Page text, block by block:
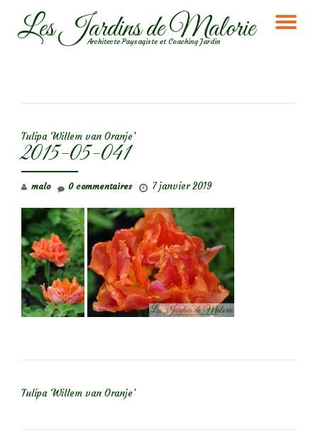
AllerLes Jardins de Malorie
Architecte Paysagiste et Coaching Jardin
Tulipa ‘Willem van Oranje’
2015-05-041
malo 7 janvier 2019
0 commentaires
Tulipa ‘Willem van Oranje’